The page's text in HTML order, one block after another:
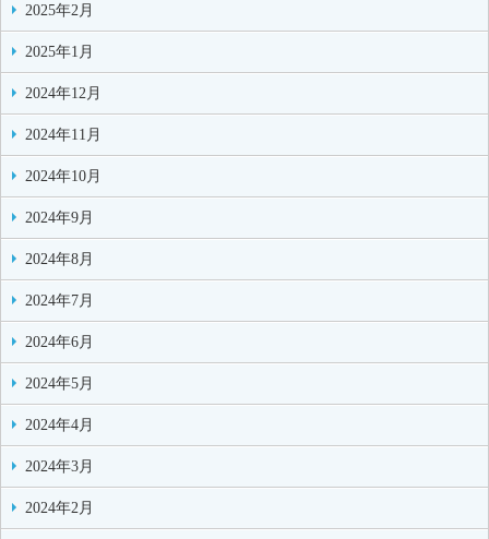
2025年2月
2025年1月
2024年12月
2024年11月
2024年10月
2024年9月
2024年8月
2024年7月
2024年6月
2024年5月
2024年4月
2024年3月
2024年2月